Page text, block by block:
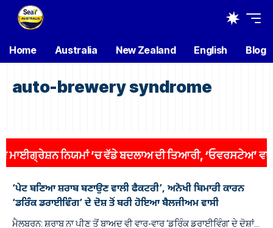
Home Australia New Zealand English Blog
auto-brewery syndrome
ਨਿਯਮਾਂ ’ਚ ਵੱਡੇ ਬਦਲਾਅ ਦੀ ਤਿਆਰੀ, ‘ਓਵਰਸਟੇਅ’
‘ਪੇਟ ਬਣਿਆ ਸ਼ਰਾਬ ਬਣਾਉਣ ਵਾਲੀ ਫੈਕਟਰੀ’, ਅਨੋਖੀ ਬਿਮਾਰੀ ਕਾਰਨ
‘ਡਰਿੰਕ ਡਰਾਈਵਿੰਗ’ ਦੇ ਦੋਸ਼ ਤੋਂ ਬਰੀ ਹੋਇਆ ਬੈਲਜੀਅਮ ਵਾਸੀ
ਮੈਲਬਰਨ: ਸ਼ਰਾਬ ਨਾ ਪੀਣ ਤੋਂ ਬਾਅਦ ਵੀ ਵਾਰ-ਵਾਰ ‘ਡਰਿੰਕ ਡਰਾਈਵਿੰਗ’ ਦੇ ਦੋਸ਼ਾਂ…